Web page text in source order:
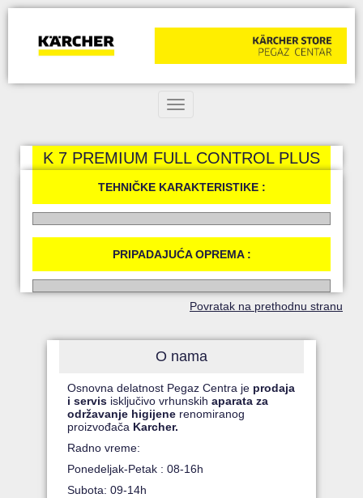
Toggle navigation
K 7 PREMIUM FULL CONTROL PLUS
TEHNIČKE KARAKTERISTIKE :
PRIPADAJUĆA OPREMA :
Povratak na prethodnu stranu
O nama
Osnovna delatnost Pegaz Centra je prodaja
i servis isključivo vrhunskihaparata za
održavanje higijene renomiranog
proizvođača Karcher.
Radno vreme:
Ponedeljak-Petak : 08-16h
Subota: 09-14h